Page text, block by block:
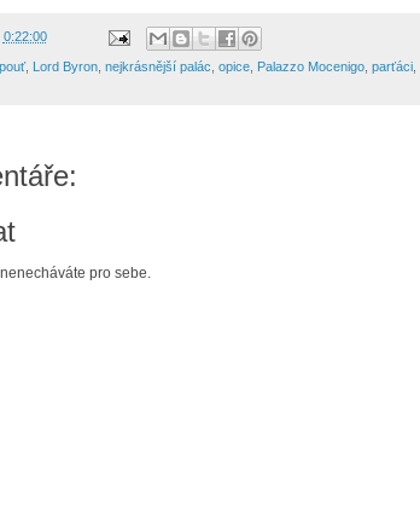
0:22:00
, Lord Byron, nejkrásnější palác opice, Palazzo Mocenigo, parťáci,
pro sebe.